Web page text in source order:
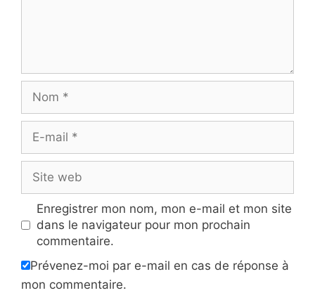
mail
web
Enregistrer mon nom, mon e-mail et mon site
dans le navigateur pour mon prochain
commentaire.
Prévenez-moi par e-mail en cas de réponse à
mon commentaire.